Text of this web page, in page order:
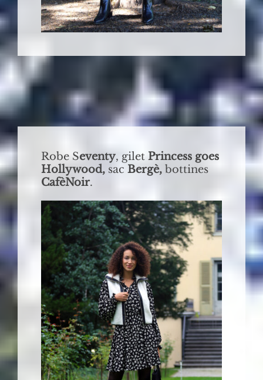
Robe Seventy, gilet Princess goes
Hollywood, sac Bergè, bottines
CafèNoir.